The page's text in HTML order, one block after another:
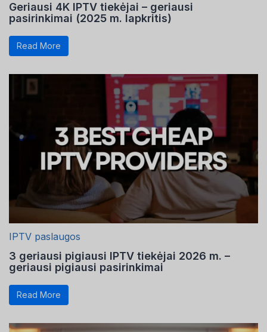
Geriausi 4K IPTV tiekėjai – geriausi
pasirinkimai (2025 m. lapkritis)
Read More
IPTV paslaugos
3 geriausi pigiausi IPTV tiekėjai 2026 m. –
geriausi pigiausi pasirinkimai
Read More